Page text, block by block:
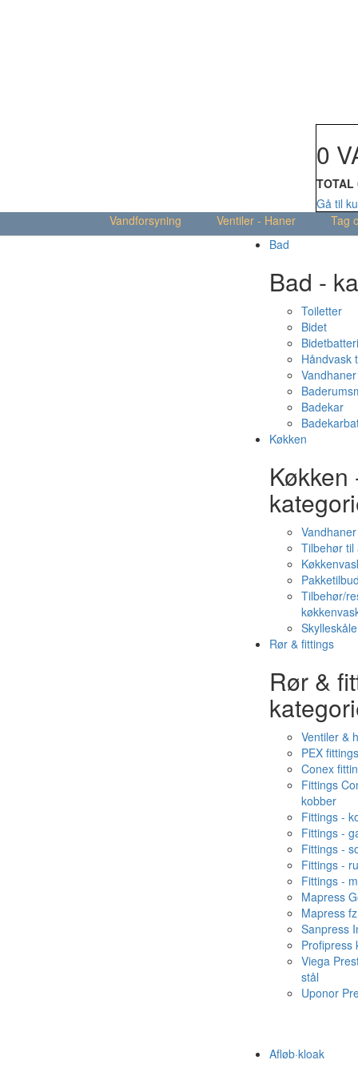
0
TOTAL
Gå til
Vandforsyning
Ventiler - Haner Tag
Bad
Bad -
Toiletter
Bidet
Håndvask
Badekar
Køkken
Køkken
Vandhaner
Tilbehør
Tilbehør/
Rør & fittings
Rør &
Ventiler &
PEX fittings
Conex
Fittings
kobber
Fittings -
Fittings -
Fittings -
Fittings -
Fittings -
Mapress
Mapress fz
Sanpress
Profipress
Viega
stål
Uponor
Afløb·kloak